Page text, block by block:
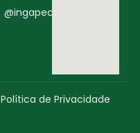
@ingapecasagricolas
Política de Privacidade